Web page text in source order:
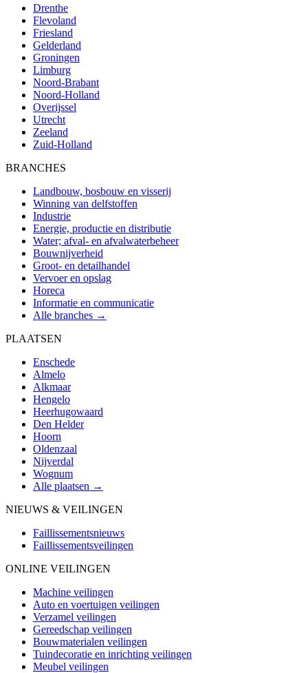
Drenthe
Flevoland
Friesland
Gelderland
Groningen
Limburg
Noord-Brabant
Noord-Holland
Overijssel
Utrecht
Zeeland
Zuid-Holland
BRANCHES
Landbouw, bosbouw en visserij
Winning van delfstoffen
Industrie
Energie, productie en distributie
Water; afval- en afvalwaterbeheer
Bouwnijverheid
Groot- en detailhandel
Vervoer en opslag
Horeca
Informatie en communicatie
Alle branches →
PLAATSEN
Enschede
Almelo
Alkmaar
Hengelo
Heerhugowaard
Den Helder
Hoorn
Oldenzaal
Nijverdal
Wognum
Alle plaatsen →
NIEUWS & VEILINGEN
Faillissementsnieuws
Faillissementsveilingen
ONLINE VEILINGEN
Machine veilingen
Auto en voertuigen veilingen
Verzamel veilingen
Gereedschap veilingen
Bouwmaterialen veilingen
Tuindecoratie en inrichting veilingen
Meubel veilingen